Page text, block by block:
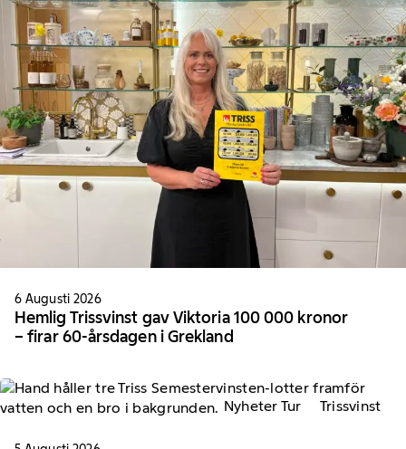
6 Augusti 2026
Hemlig Trissvinst gav Viktoria 100 000 kronor
– firar 60-årsdagen i Grekland
Nyheter Tur Trissvinst